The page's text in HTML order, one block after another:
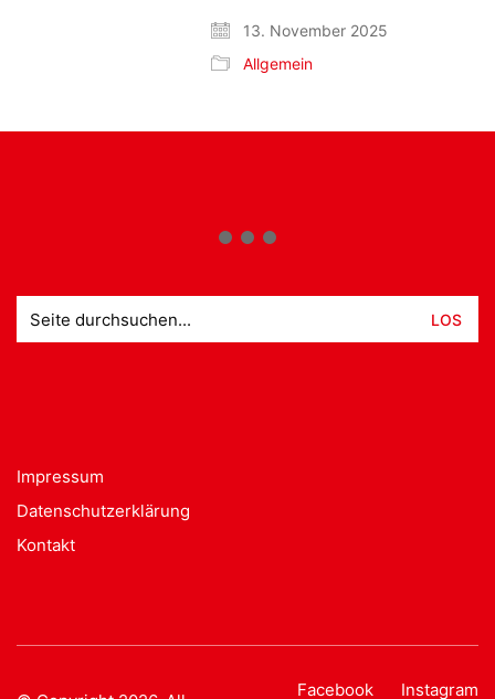
13. November 2025
Allgemein
nach:
Impressum
Datenschutzerklärung
Kontakt
Facebook Instagram